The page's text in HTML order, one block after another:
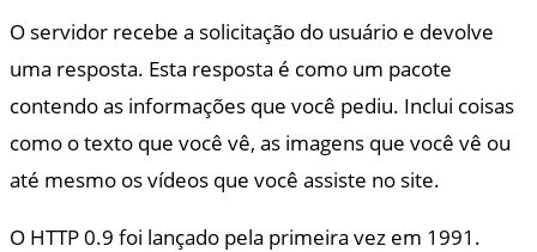
O servidor recebe a solicitação do usuário e devolve
uma resposta. Esta resposta é como um pacote
contendo as informações que você pediu. Inclui coisas
como o texto que você vê, as imagens que você vê ou
até mesmo os vídeos que você assiste no site.
O HTTP 0.9 foi lançado pela primeira vez em 1991.